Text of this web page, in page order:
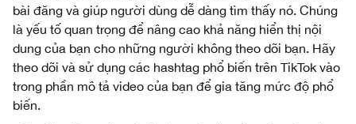
bài đăng và giúp người dùng dễ dàng tìm thấy nó. Chúng
là yếu tố quan trọng để nâng cao khả năng hiển thị nội
dung của bạn cho những người không theo dõi bạn. Hãy
theo dõi và sử dụng các hashtag phổ biến trên TikTok vào
trong phần mô tả video của bạn để gia tăng mức độ phổ
biến.